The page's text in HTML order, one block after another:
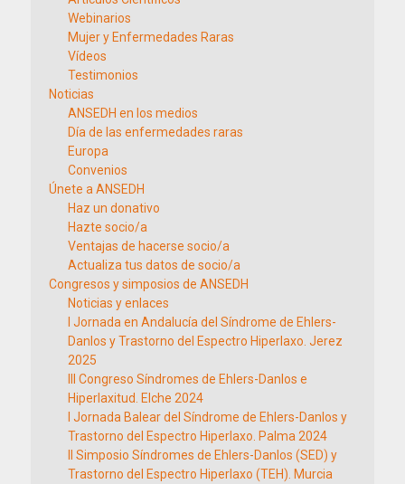
Webinarios
Mujer y Enfermedades Raras
Vídeos
Testimonios
Noticias
ANSEDH en los medios
Día de las enfermedades raras
Europa
Convenios
Únete a ANSEDH
Haz un donativo
Hazte socio/a
Ventajas de hacerse socio/a
Actualiza tus datos de socio/a
Congresos y simposios de ANSEDH
Noticias y enlaces
I Jornada en Andalucía del Síndrome de Ehlers-
Danlos y Trastorno del Espectro Hiperlaxo. Jerez
2025
III Congreso Síndromes de Ehlers-Danlos e
Hiperlaxitud. Elche 2024
I Jornada Balear del Síndrome de Ehlers-Danlos y
Trastorno del Espectro Hiperlaxo. Palma 2024
II Simposio Síndromes de Ehlers-Danlos (SED) y
Trastorno del Espectro Hiperlaxo (TEH). Murcia